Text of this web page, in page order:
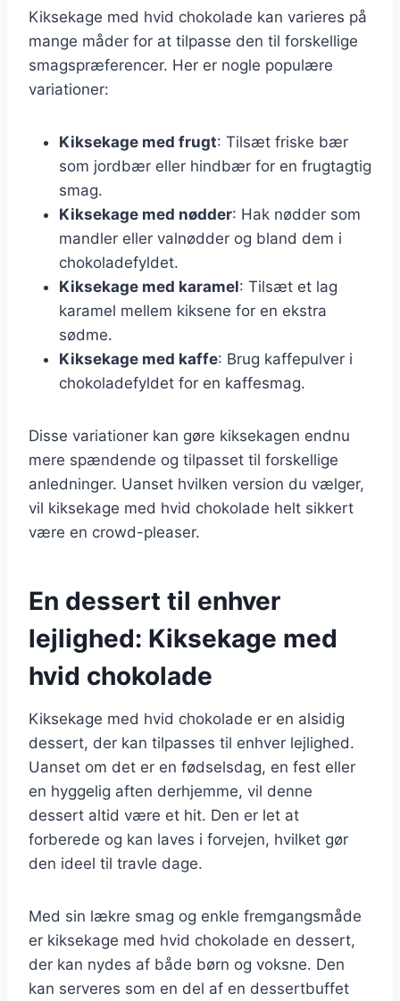
Kiksekage med hvid chokolade kan varieres på
mange måder for at tilpasse den til forskellige
smagspræferencer. Her er nogle populære
variationer:
Kiksekage med frugt: Tilsæt friske bær
som jordbær eller hindbær for en frugtagtig
smag.
Kiksekage med nødder: Hak nødder som
mandler eller valnødder og bland dem i
chokoladefyldet.
Kiksekage med karamel: Tilsæt et lag
karamel mellem kiksene for en ekstra
sødme.
Kiksekage med kaffe: Brug kaffepulver i
chokoladefyldet for en kaffesmag.
Disse variationer kan gøre kiksekagen endnu
mere spændende og tilpasset til forskellige
anledninger. Uanset hvilken version du vælger,
vil kiksekage med hvid chokolade helt sikkert
være en crowd-pleaser.
En dessert til enhver
lejlighed: Kiksekage med
hvid chokolade
Kiksekage med hvid chokolade er en alsidig
dessert, der kan tilpasses til enhver lejlighed.
Uanset om det er en fødselsdag, en fest eller
en hyggelig aften derhjemme, vil denne
dessert altid være et hit. Den er let at
forberede og kan laves i forvejen, hvilket gør
den ideel til travle dage.
Med sin lækre smag og enkle fremgangsmåde
er kiksekage med hvid chokolade en dessert,
der kan nydes af både børn og voksne. Den
kan serveres som en del af en dessertbuffet